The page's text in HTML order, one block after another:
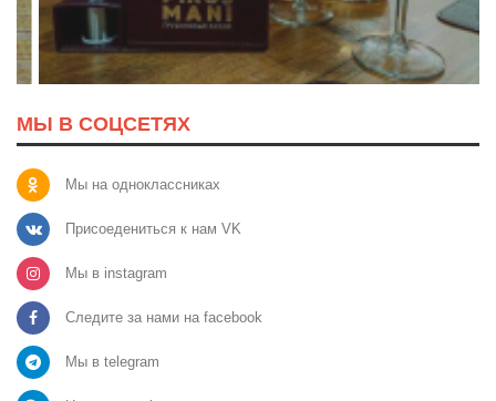
МЫ В СОЦСЕТЯХ
Мы на одноклассниках
Присоедениться к нам VK
Мы в instagram
Следите за нами на facebook
Мы в telegram